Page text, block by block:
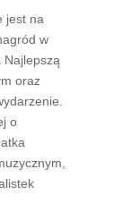
jest na
w
Najlepszą
oraz
o